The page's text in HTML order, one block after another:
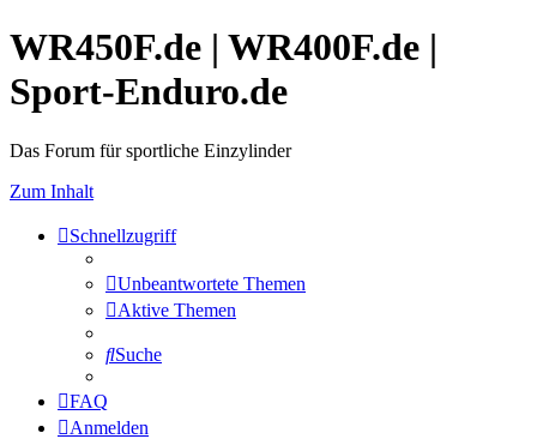
WR450F.de | WR400F.de |
Sport-Enduro.de
Das Forum für sportliche Einzylinder
Zum Inhalt
Schnellzugriff
Unbeantwortete Themen
Aktive Themen
Suche
FAQ
Anmelden